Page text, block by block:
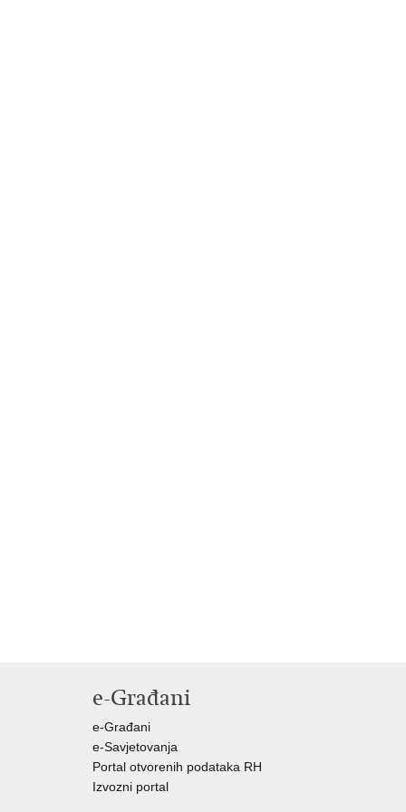
e-Građani
e-Građani
e-Savjetovanja
Portal otvorenih podataka RH
Izvozni portal